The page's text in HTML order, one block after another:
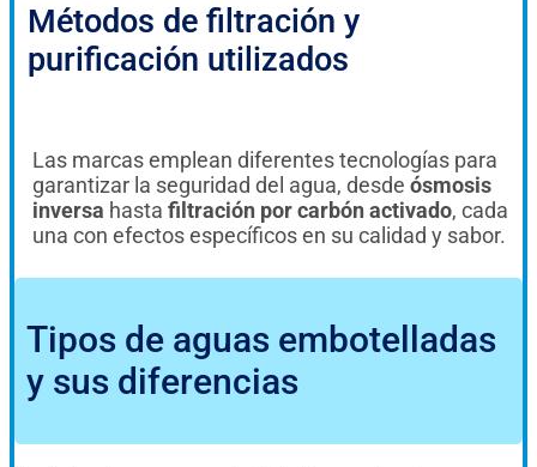
Métodos de filtración y
purificación utilizados
Las marcas emplean diferentes tecnologías para
garantizar la seguridad del agua, desde ósmosis
inversa hasta filtración por carbón activado, cada
una con efectos específicos en su calidad y sabor.
Tipos de aguas embotelladas
y sus diferencias